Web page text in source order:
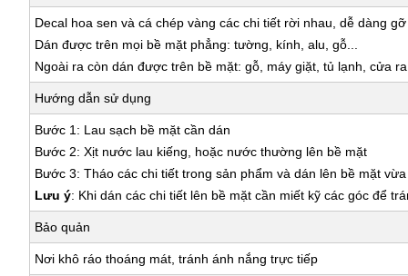
Decal hoa sen và cá chép vàng các chi tiết rời nhau, dễ dàng
Dán được trên mọi bề mặt phẳng: tường, kính, alu, gỗ...
Ngoài ra còn dán được trên bề mặt: gỗ, máy giặt, tủ lạnh, cửa
Hướng dẫn sử dụng
Bước 1: Lau sạch bề mặt cần dán
Bước 2: Xịt nước lau kiếng, hoặc nước thường lên bề mặt
Bước 3: Tháo các chi tiết trong sản phẩm và dán lên bề mặt
Lưu ý: Khi dán các chi tiết lên bề mặt cần miết kỹ các góc để
Bảo quản
Nơi khô ráo thoáng mát, tránh ánh nắng trực tiếp